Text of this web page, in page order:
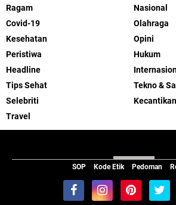
Ragam
Nasional
Covid-19
Olahraga
Kesehatan
Opini
Peristiwa
Hukum
Headline
Tips Sehat
Tekno &
Selebriti
Kecantikan
Travel
SOP Kode Etik Pedoman